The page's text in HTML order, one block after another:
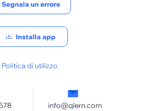
Segnala un errore
Installa app
Politica di utilizzo
info@qlern.com